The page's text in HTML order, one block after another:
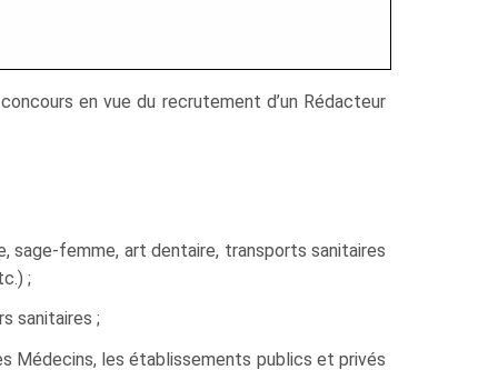
en vue du recrutement d’un Rédacteur
femme, art dentaire, transports sanitaires
;
sanitaires ;
Médecins, les établissements publics et privés